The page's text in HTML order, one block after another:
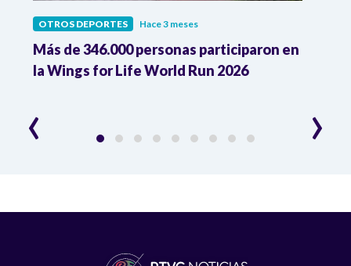
OTROS DEPORTES Hace 3 meses
Más de 346.000 personas participaron en
la Wings for Life World Run 2026
‹ ›